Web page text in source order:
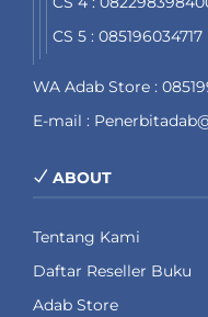
CS 5 : 085196034717
WA Adab Store :
E-mail :
ABOUT
Tentang Kami
Daftar Reseller Buku
Adab Store